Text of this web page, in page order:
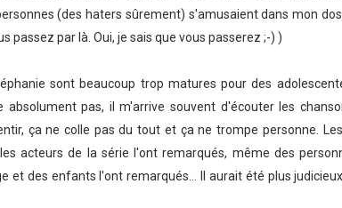
(des haters sûrement) s'amusaient dans mon
passez par là. Oui, je sais que vous passerez ;-) )
sont beaucoup trop matures pour des
pas, il m'arrive souvent d'écouter les
ça ne colle pas du tout et ça ne trompe personne.
acteurs de la série l'ont remarqués, même des
et des enfants l'ont remarqués... Il aurait été plus